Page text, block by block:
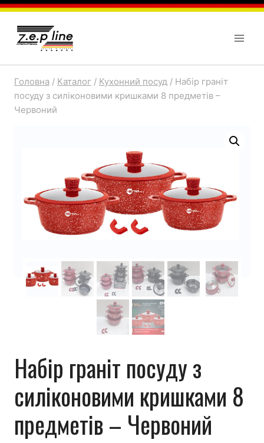
Перейти
вмісту
Головна / Каталог / Кухонний посуд / Набір граніт
посуду з силіконовими кришками 8 предметів –
Червоний
Набір граніт посуду з
силіконовими кришками 8
предметів – Червоний